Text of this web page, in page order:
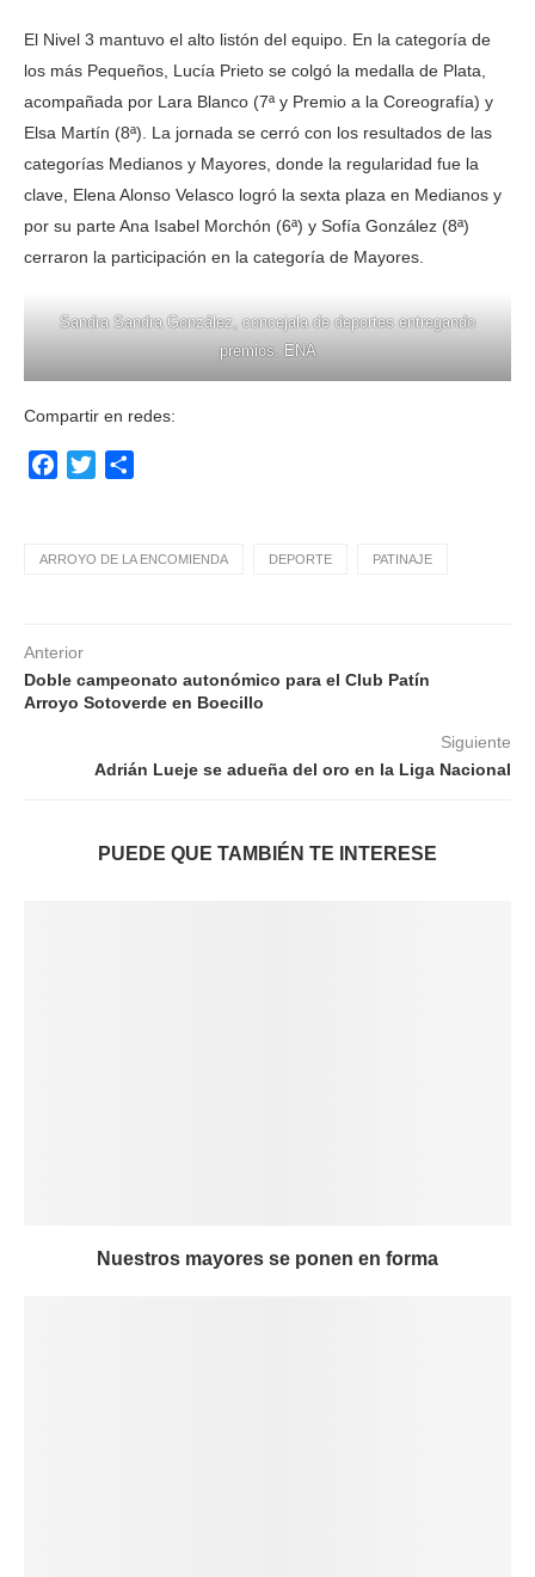
El Nivel 3 mantuvo el alto listón del equipo. En la categoría de
los más Pequeños, Lucía Prieto se colgó la medalla de Plata,
acompañada por Lara Blanco (7ª y Premio a la Coreografía) y
Elsa Martín (8ª). La jornada se cerró con los resultados de las
categorías Medianos y Mayores, donde la regularidad fue la
clave, Elena Alonso Velasco logró la sexta plaza en Medianos y
por su parte Ana Isabel Morchón (6ª) y Sofía González (8ª)
cerraron la participación en la categoría de Mayores.
Sandra Sandra González, concejala de deportes entregando
premios. ENA
Compartir en redes:
Facebook
Twitter
ARROYO DE LA ENCOMIENDA DEPORTE PATINAJE
Anterior
Doble campeonato autonómico para el Club Patín
Arroyo Sotoverde en Boecillo
Siguiente
Adrián Lueje se adueña del oro en la Liga Nacional
PUEDE QUE TAMBIÉN TE INTERESE
Nuestros mayores se ponen en forma